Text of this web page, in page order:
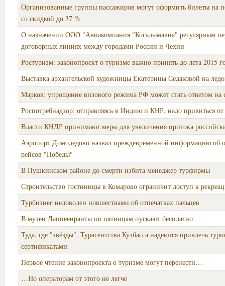
Организованные группы пассажиров могут оформить билеты на
со скидкой до 37 %
О назначении ООО "Авиакомпания "Когалымавиа" регулярным
договорных линиях между городами России и Чехии
Ростуризм: законопроект о туризме важно принять до лета 2015
Выставка архангельской художницы Екатерины Седаковой на
Марков: упрощение визового режима РФ может стать ответом на
Роспотребнадзор: отправляясь в Индию и КНР, надо привиться
Власти КНДР принимают меры для увеличения притока
Аэропорт Домодедово назвал преждевременной информацию об
рейсов "Победы"
В Пушкинском районе до смерти избита менеджер турфирмы
Строительство гостиницы в Комарово ограничит доступ к
Турбизнес недоволен новшествами об отпечатках пальцев
В музеи Лаппеенранты по пятницам пускают бесплатно
Туда, где "звёзды". Турагентства Кузбасса надеются привлечь
сертификатами
Первое чтение законопроекта о туризме могут перенести…
…Но операторам от этого не легче